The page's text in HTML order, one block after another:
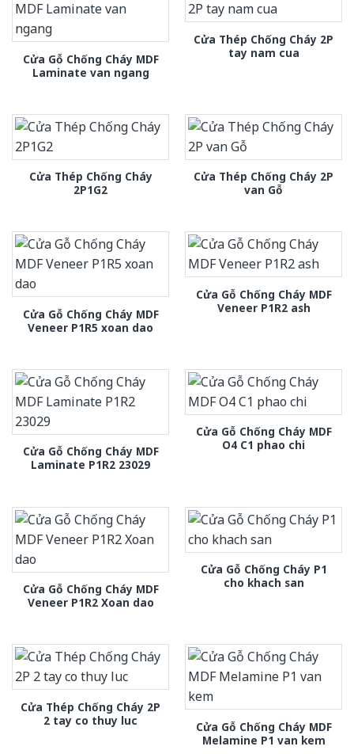
Cửa Gỗ Chống Cháy MDF
Laminate van ngang
Cửa Thép Chống Cháy 2P
tay nam cua
Cửa Thép Chống Cháy
2P1G2
Cửa Thép Chống Cháy 2P
van Gỗ
Cửa Gỗ Chống Cháy MDF
Veneer P1R5 xoan dao
Cửa Gỗ Chống Cháy MDF
Veneer P1R2 ash
Cửa Gỗ Chống Cháy MDF
Laminate P1R2 23029
Cửa Gỗ Chống Cháy MDF
O4 C1 phao chi
Cửa Gỗ Chống Cháy MDF
Veneer P1R2 Xoan dao
Cửa Gỗ Chống Cháy P1
cho khach san
Cửa Thép Chống Cháy 2P
2 tay co thuy luc
Cửa Gỗ Chống Cháy MDF
Melamine P1 van kem